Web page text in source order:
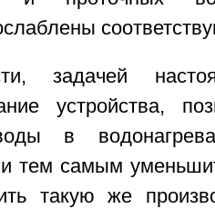
задачей
устройства,
в
тем самым
такую же